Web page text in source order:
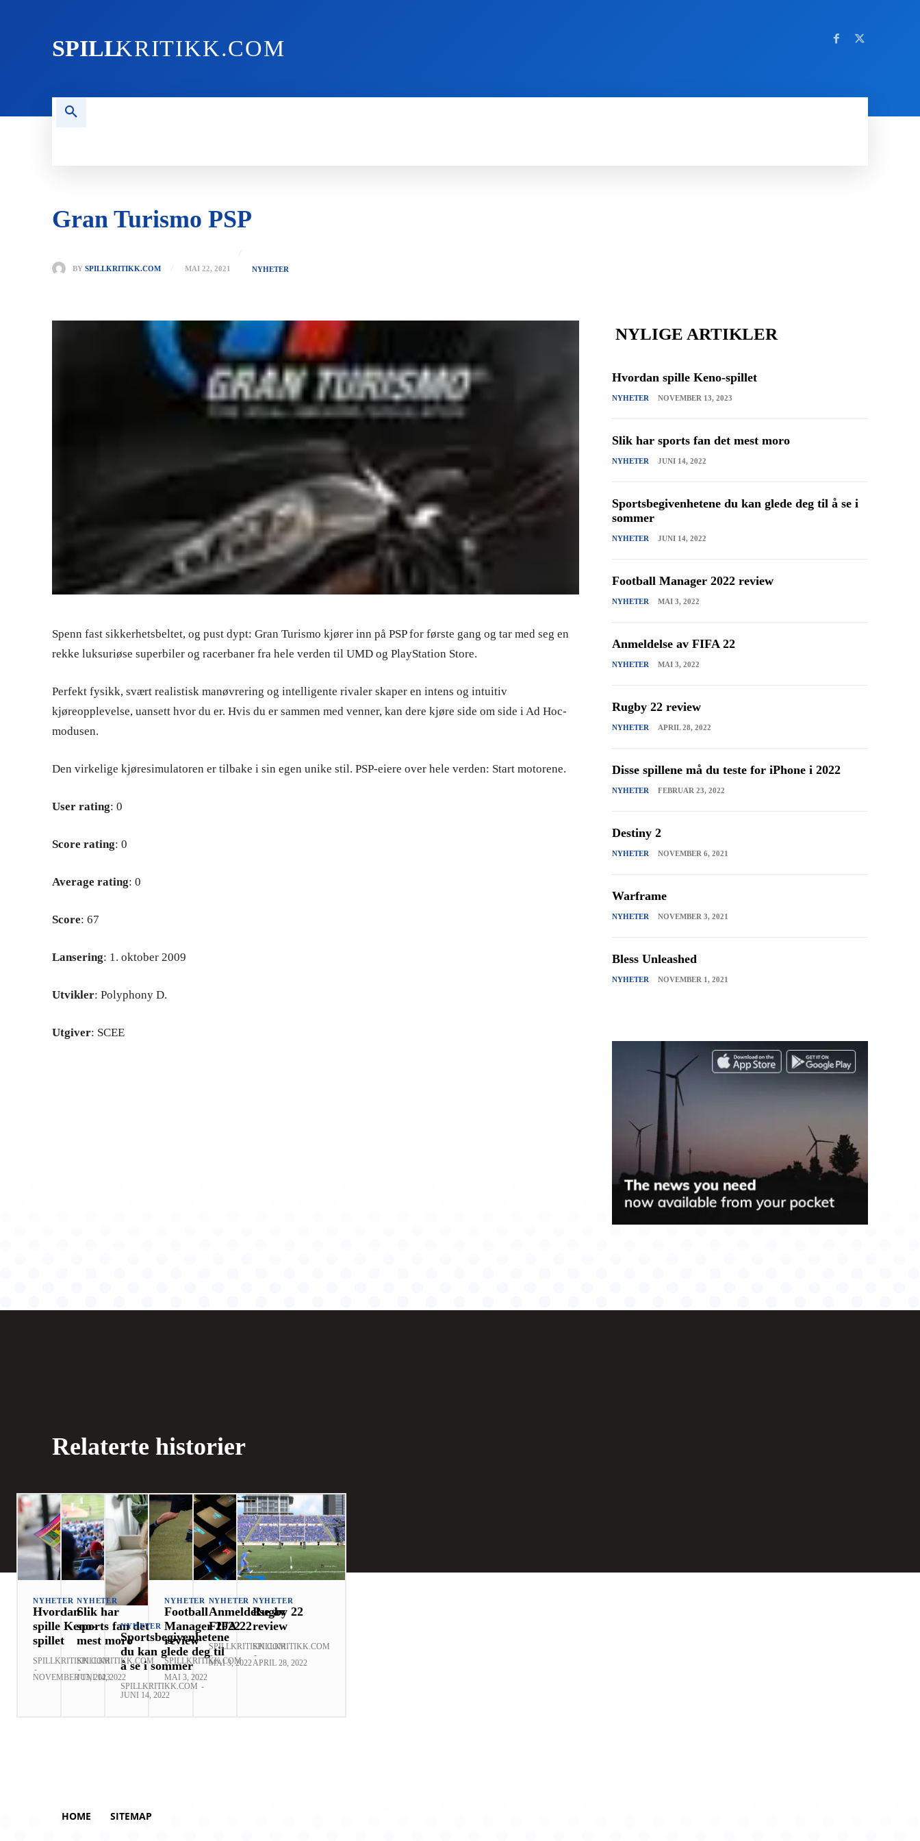
SPILLKRITIKK.COM
Gran Turismo PSP
BY SPILLKRITIKK.COM MAI 22, 2021 NYHETER
Spenn fast sikkerhetsbeltet, og pust dypt: Gran Turismo kjører inn på PSP for første gang og tar med seg en
rekke luksuriøse superbiler og racerbaner fra hele verden til UMD og PlayStation Store.
Perfekt fysikk, svært realistisk manøvrering og intelligente rivaler skaper en intens og intuitiv
kjøreopplevelse, uansett hvor du er. Hvis du er sammen med venner, kan dere kjøre side om side i Ad Hoc-
modusen.
Den virkelige kjøresimulatoren er tilbake i sin egen unike stil. PSP-eiere over hele verden: Start motorene.
User rating: 0
Score rating: 0
Average rating: 0
Score: 67
Lansering: 1. oktober 2009
Utvikler: Polyphony D.
Utgiver: SCEE
NYLIGE ARTIKLER
Hvordan spille Keno-spillet
NYHETER NOVEMBER 13, 2023
Slik har sports fan det mest moro
NYHETER JUNI 14, 2022
Sportsbegivenhetene du kan glede deg til å se i
sommer
NYHETER JUNI 14, 2022
Football Manager 2022 review
NYHETER MAI 3, 2022
Anmeldelse av FIFA 22
NYHETER MAI 3, 2022
Rugby 22 review
NYHETER APRIL 28, 2022
Disse spillene må du teste for iPhone i 2022
NYHETER FEBRUAR 23, 2022
Destiny 2
NYHETER NOVEMBER 6, 2021
Warframe
NYHETER NOVEMBER 3, 2021
Bless Unleashed
NYHETER NOVEMBER 1, 2021
Relaterte historier
NYHETER
Hvordan
spille Keno-
spillet
SPILLKRITIKK.COM
-
NOVEMBER 13, 2023
NYHETER
Slik har
sports fan det
mest moro
SPILLKRITIKK.COM
-
JUNI 14, 2022
NYHETER
Sportsbegivenhetene
du kan glede deg til
å se i sommer
SPILLKRITIKK.COM -
JUNI 14, 2022
NYHETER
Football
Manager 2022
review
SPILLKRITIKK.COM
-
MAI 3, 2022
NYHETER
Anmeldelse av
FIFA 22
SPILLKRITIKK.COM
-
MAI 3, 2022
NYHETER
Rugby 22
review
SPILLKRITIKK.COM
-
APRIL 28, 2022
HOME SITEMAP